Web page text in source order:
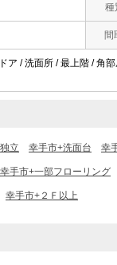
種
間
/ 洗面所 / 最上階 / 角
立 幸手市+洗面台 幸
幸手市+一部フローリング
幸手市+２Ｆ以上